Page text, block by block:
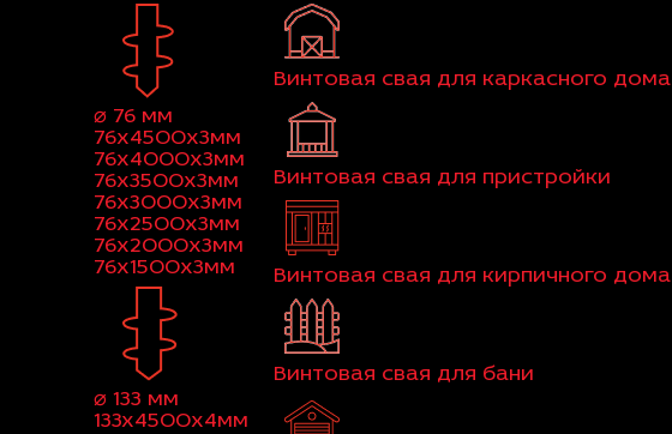
⌀ 76 мм
76x4500x3мм
76x4000x3мм
76x3500x3мм
76x3000x3мм
76x2500x3мм
76x2000x3мм
76x1500x3мм
⌀ 133 мм
133x4500x4мм
Винтовая свая для каркасного дома
Винтовая свая для пристройки
Винтовая свая для кирпичного дома
Винтовая свая для бани